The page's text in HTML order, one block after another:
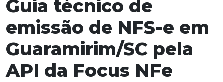
Guia técnico de
emissão de NFS-e em
Guaramirim/SC pela
API da Focus NFe